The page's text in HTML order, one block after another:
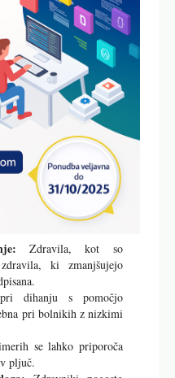
Zdravila, kot so
ki zmanjšujejo
dihanju s pomočjo
pri bolnikih z nizkimi
se lahko priporoča
pljuč.